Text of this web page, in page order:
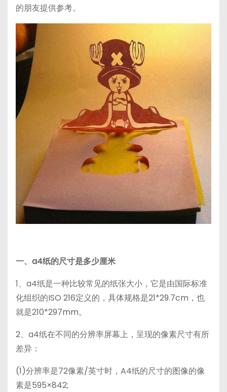
的朋友提供参考。
一、a4纸的尺寸是多少厘米
1、a4纸是一种比较常见的纸张大小，它是由国际标准
化组织的ISO 216定义的，具体规格是21*29.7cm，也
就是210*297mm。
2、a4纸在不同的分辨率屏幕上，呈现的像素尺寸有所
差异：
(1)分辨率是72像素/英寸时，A4纸的尺寸的图像的像
素是595×842;